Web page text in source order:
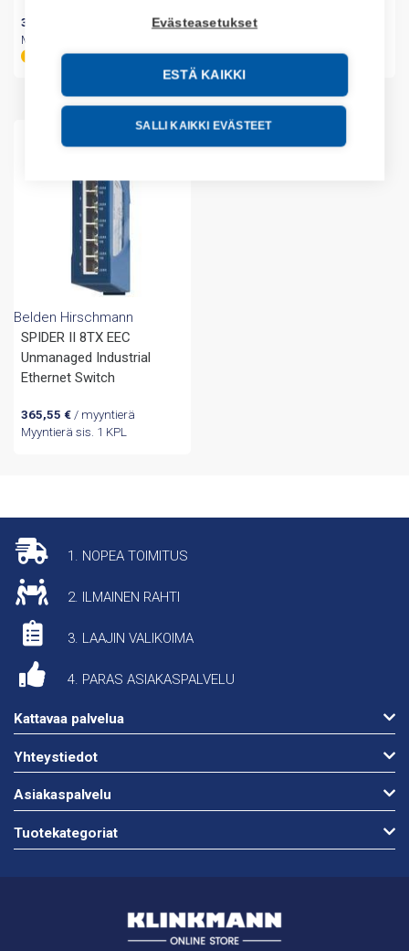
Evästeasetukset
ESTÄ KAIKKI
SALLI KAIKKI EVÄSTEET
365,00
Myyntierä sis. 1 KPL
Tilaustuote
507,21
Varastossa
Belden Hirschmann
SPIDER II 8TX EEC
Unmanaged Industrial
Ethernet Switch
365,55 €/ myyntierä
Myyntierä sis. 1 KPL
1. NOPEA TOIMITUS
2. ILMAINEN RAHTI
3. LAAJIN VALIKOIMA
4. PARAS ASIAKASPALVELU
Kattavaa palvelua
Yhteystiedot
Asiakaspalvelu
Tuotekategoriat